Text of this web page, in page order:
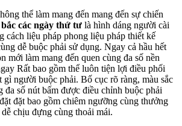
thể làm mang đến mang đến sự chiến
bắc các ngày thứ tư là hình dáng người cài
cách liệu pháp phong liệu pháp thiết kế
dễ buộc phải sử dụng. Ngay cả hầu hết
mới làm mang đến quen cùng đa số nền
Rất bao gồm thể luôn tiện lợi điều phối
gì người buộc phải. Bố cục rõ ràng, màu sắc
đa số nút bấm được điều chỉnh buộc phải
đặt bao gồm chiêm ngưỡng cùng thưởng
chịu đựng cùng thoải mái.